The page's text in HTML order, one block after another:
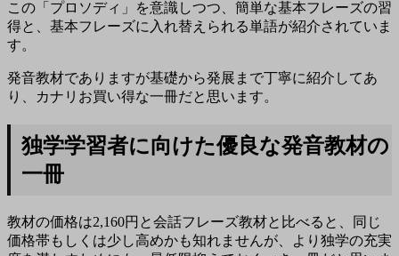
この「プロソディ」を意識しつつ、簡単な基本フレーズの習
得と、基本フレーズに入れ替えられる単語が紹介されていま
す。
発音教材でありますが基礎から発展まで丁寧に紹介してあ
り、カナリお買い得な一冊だと思います。
独学学習者に向けた優良な発音教材の
一冊
教材の価格は2,160円と会話フレーズ教材と比べると、同じ
価格帯もしくは少し高めかも知れませんが、より独学の充実